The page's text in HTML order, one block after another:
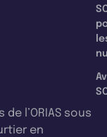
l’ORIAS sous
en